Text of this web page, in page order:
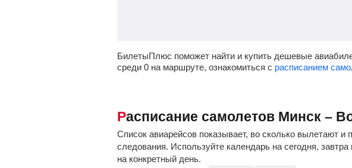
БилетыПлюс поможет найти и купить дешевые
среди 0 на маршруте, ознакомиться с расписанием
Расписание самолетов Минск –
Список авиарейсов показывает, во сколько вылетают
следования. Используйте календарь на сегодня,
на конкретный день.